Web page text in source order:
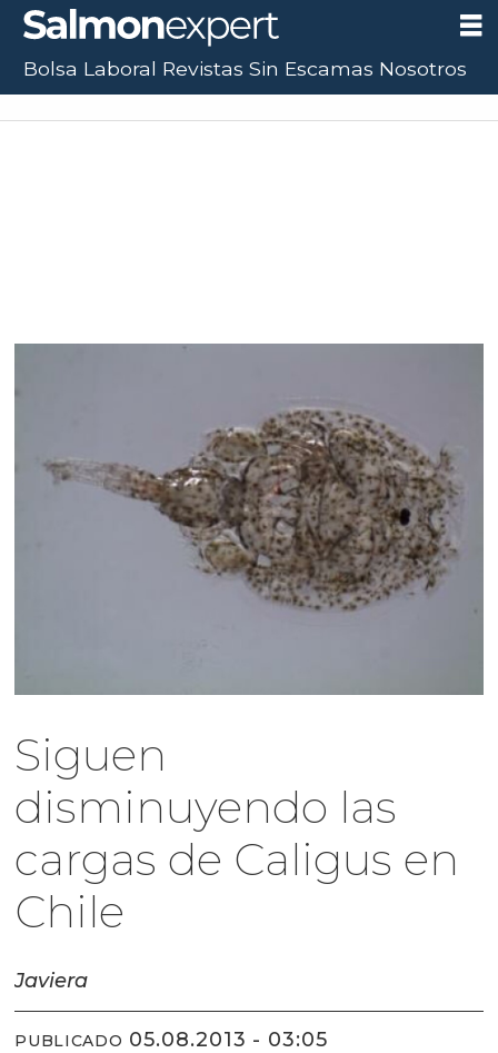
Siguen
disminuyendo las
cargas de Caligus en
Chile
Javiera
PUBLICADO 05.08.2013 - 03:05
Bolsa Laboral Revistas Sin Escamas Nosotros